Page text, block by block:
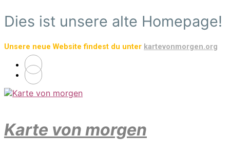
Zum
Hauptinhalt
Dies ist unsere alte Homepage!
Unsere neue Website findest du unter kartevonmorgen.org
Karte von morgen